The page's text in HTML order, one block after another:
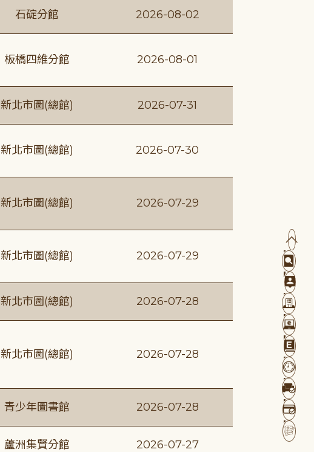
石碇分館 2026-08-02
板橋四維分館 2026-08-01
新北市圖(總館) 2026-07-31
新北市圖(總館) 2026-07-30
新北市圖(總館) 2026-07-29
新北市圖(總館) 2026-07-29
新北市圖(總館) 2026-07-28
新北市圖(總館) 2026-07-28
青少年圖書館 2026-07-28
蘆洲集賢分館 2026-07-27